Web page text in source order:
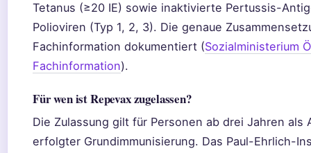
Tetanus (≥20 IE) sowie inaktivierte Pertussis-
Polioviren (Typ 1, 2, 3). Die genaue
Fachinformation dokumentiert (Sozialministerium
Fachinformation).
Für wen ist Repevax zugelassen?
Die Zulassung gilt für Personen ab drei Jahren als
erfolgter Grundimmunisierung. Das Paul-Ehrlich-